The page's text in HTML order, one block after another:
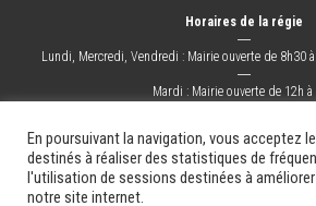
Horaires de la régie
―
Lundi, Mercredi, Vendredi : Mairie ouverte de 8h30
―
Mardi : Mairie ouverte de 12h à
La Ville Mes démarches Grandir ! Sortir !
En poursuivant la navigation, vous acceptez
destinés à réaliser des statistiques de
l'utilisation de sessions destinées à
notre site internet.